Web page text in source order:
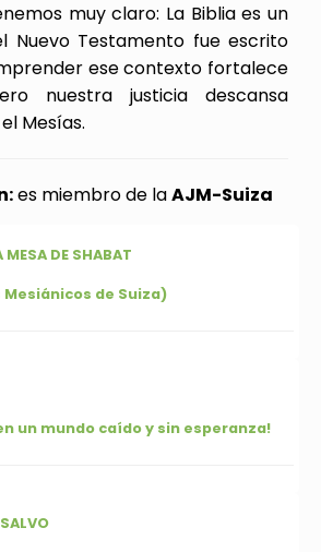
muy claro: La Biblia es un
Nuevo Testamento fue escrito
ese contexto fortalece
nuestra justicia descansa
Mesías.
es miembro de laAJM-Suiza
MESA DE SHABAT
de Suiza)
un mundo caído y sin esperanza!